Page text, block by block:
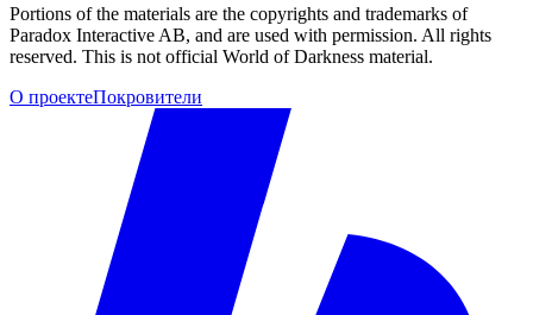
Portions of the materials are the copyrights and trademarks of
Paradox Interactive AB, and are used with permission. All rights
reserved. This is not official World of Darkness material.
О проектеПокровители